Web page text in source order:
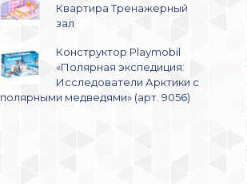
Квартира Тренажерный
зал
Конструктор Playmobil
«Полярная экспедиция:
Исследователи Арктики с
полярными медведями» (арт. 9056)